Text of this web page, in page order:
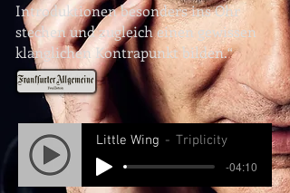
Introduktionen besonders ins Ohr
stechen und zugleich einen gewissen
klanglichen Kontrapunkt bilden.“
Little Wing Triplicity
-04:10